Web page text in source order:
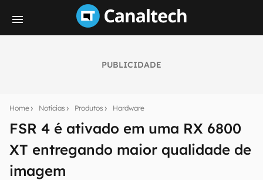
PUBLICIDADE
Home Notícias Produtos Hardware
FSR 4 é ativado em uma RX 6800
XT entregando maior qualidade de
imagem
notícias e reviews sobre tecnologia em primeira
mão.
E-mail